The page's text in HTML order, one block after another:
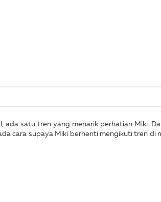
satu tren yang menarik perhatian Miki.
cara supaya Miki berhenti mengikuti tren di